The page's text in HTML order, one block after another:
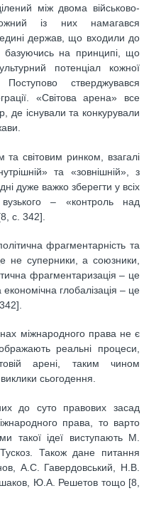
між двома військово-
із них намагався
держав, що входили до
базуючись на принципі, що
потенціал кожної
стверджувався
«Світова арена» все
де існували та конкурували
світовим ринком, взагалі
та «зовнішній», з
дуже важко зберегти у всіх
– «контроль над
с. 342].
фрагментарність та
не суперники, а союзники,
фрагментаризація – це
глобалізація – це
міжнародного права не є
реальні процеси,
арені, таким чином
сьогодення.
до суто правових засад
права, то варто
такої ідеї виступають М.
Також дане питання
А.С. Гавердовський, Н.В.
Ю.А. Решетов тощо [8,